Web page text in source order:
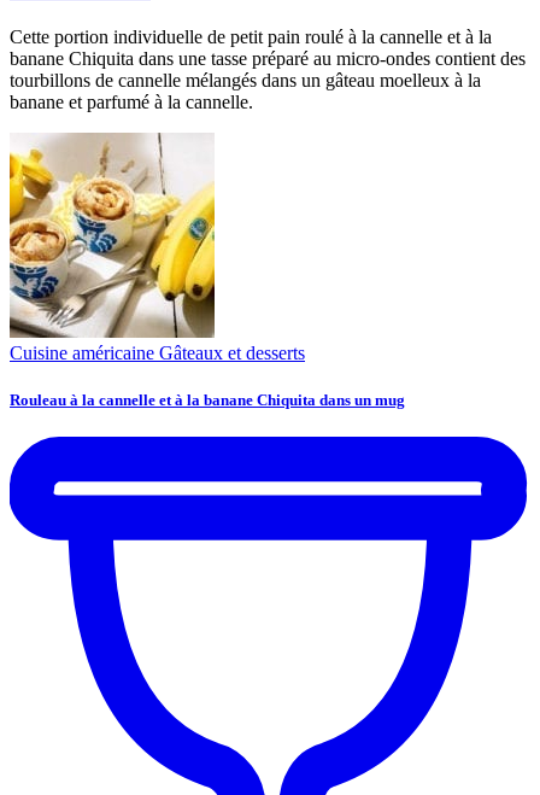
Cette portion individuelle de petit pain roulé à la cannelle et à la
banane Chiquita dans une tasse préparé au micro-ondes contient des
tourbillons de cannelle mélangés dans un gâteau moelleux à la
banane et parfumé à la cannelle.
Cuisine américaine Gâteaux et desserts
Rouleau à la cannelle et à la banane Chiquita dans un mug